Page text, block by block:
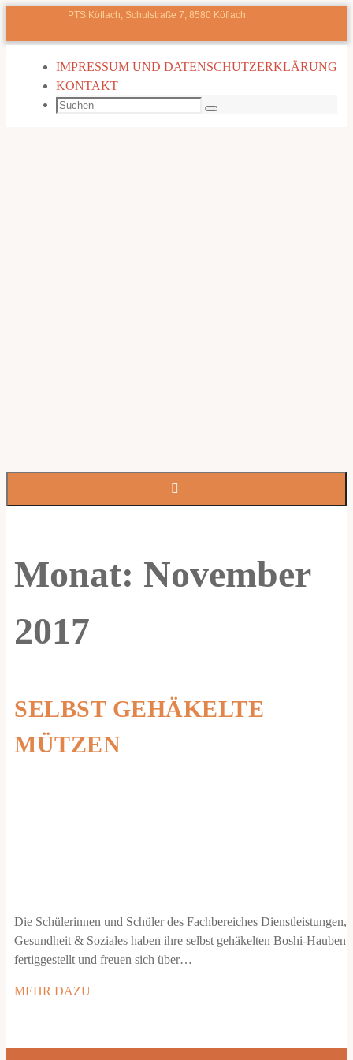
PTS Köflach, Schulstraße 7, 8580 Köflach
Zum
springen
IMPRESSUM UND DATENSCHUTZERKLÄRUNG
KONTAKT
Suchen
Suchen
Monat: November
2017
SELBST GEHÄKELTE
MÜTZEN
Die Schülerinnen und Schüler des Fachbereiches Dienstleistungen,
Gesundheit & Soziales haben ihre selbst gehäkelten Boshi-Hauben
fertiggestellt und freuen sich über…
MEHR DAZU